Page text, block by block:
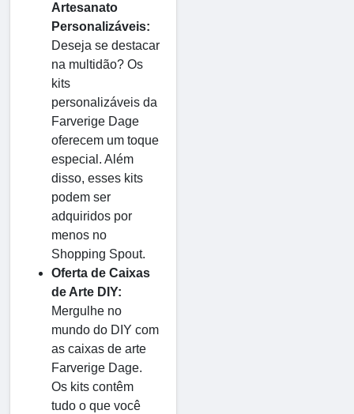
Artesanato
Personalizáveis:
Deseja se destacar
na multidão? Os
kits
personalizáveis da
Farverige Dage
oferecem um toque
especial. Além
disso, esses kits
podem ser
adquiridos por
menos no
Shopping Spout.
Oferta de Caixas
de Arte DIY:
Mergulhe no
mundo do DIY com
as caixas de arte
Farverige Dage.
Os kits contêm
tudo o que você